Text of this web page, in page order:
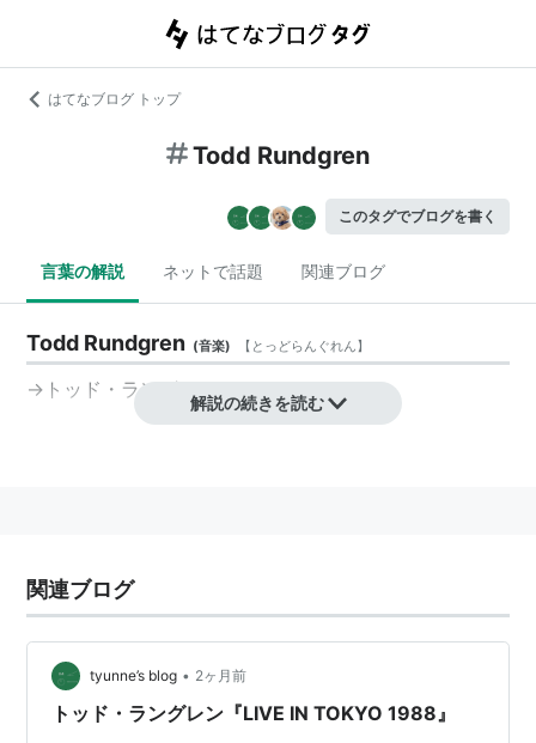
はてなブログ トップ
Todd Rundgren
このタグでブログを書く
言葉の解説 ネットで話題 関連ブログ
Todd Rundgren (音楽) 【 とっどらんぐれん】
→ トッド・ラングレン
解説の続きを読む
関連ブログ
tyunne’s blog • 2ヶ月前
トッド・ラングレン『LIVE IN TOKYO 1988』